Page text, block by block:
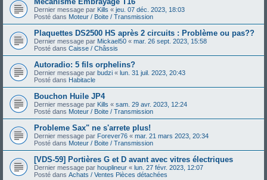
Dernier message par Kills « jeu. 07 déc. 2023, 18:03
Posté dans Moteur / Boite / Transmission
Plaquettes DS2500 HS après 2 circuits : Problème ou pas??
Dernier message par Mickael50 « mar. 26 sept. 2023, 15:58
Posté dans Caisse / Châssis
Autoradio: 5 fils orphelins?
Dernier message par budzi « lun. 31 juil. 2023, 20:43
Posté dans Habitacle
Bouchon Huile JP4
Dernier message par Kills « sam. 29 avr. 2023, 12:24
Posté dans Moteur / Boite / Transmission
Probleme Sax" ne s'arrete plus!
Dernier message par Forever76 « mar. 21 mars 2023, 20:34
Posté dans Moteur / Boite / Transmission
[VDS-59] Portières G et D avant avec vitres électriques
Dernier message par houplineur « lun. 27 févr. 2023, 12:07
Posté dans Achats / Ventes Pièces détachées